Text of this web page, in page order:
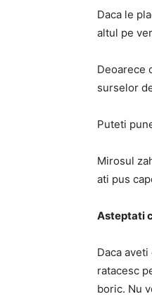
Daca le
altul pe
Deoarece
surselor
Puteti
Mirosul
ati pus
Asteptati
Daca
ratacesc
boric. Nu